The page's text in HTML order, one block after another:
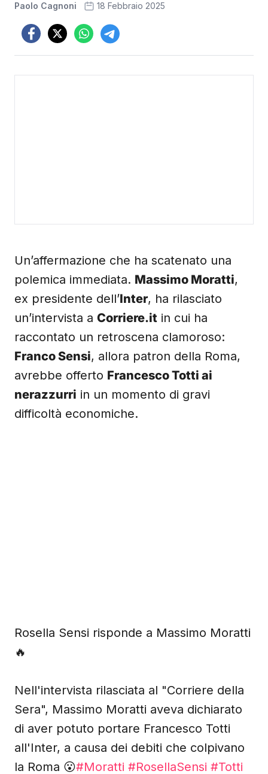
Paolo Cagnoni 18 Febbraio 2025
Un’affermazione che ha scatenato una
polemica immediata. Massimo Moratti,
ex presidente dell’Inter, ha rilasciato
un’intervista a Corriere.it in cui ha
raccontato un retroscena clamoroso:
Franco Sensi, allora patron della Roma,
avrebbe offerto Francesco Totti ai
nerazzurri in un momento di gravi
difficoltà economiche.
Rosella Sensi risponde a Massimo Moratti
🔥
Nell'intervista rilasciata al "Corriere della
Sera", Massimo Moratti aveva dichiarato
di aver potuto portare Francesco Totti
all'Inter, a causa dei debiti che colpivano
la Roma 😮#Moratti #RosellaSensi #Totti